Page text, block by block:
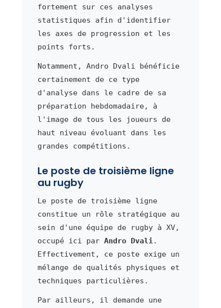
fortement sur ces analyses
statistiques afin d'identifier
les axes de progression et les
points forts.
Notamment, Andro Dvali bénéficie
certainement de ce type
d'analyse dans le cadre de sa
préparation hebdomadaire, à
l'image de tous les joueurs de
haut niveau évoluant dans les
grandes compétitions.
Le poste de troisième ligne
au rugby
Le poste de troisième ligne
constitue un rôle stratégique au
sein d'une équipe de rugby à XV,
occupé ici par Andro Dvali.
Effectivement, ce poste exige un
mélange de qualités physiques et
techniques particulières.
Par ailleurs, il demande une